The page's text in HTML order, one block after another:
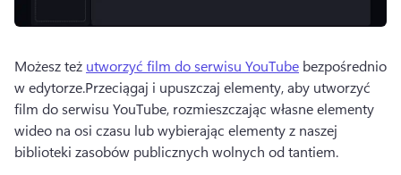
Możesz też utworzyć film do serwisu YouTube bezpośrednio
w edytorze.Przeciągaj i upuszczaj elementy, aby utworzyć
film do serwisu YouTube, rozmieszczając własne elementy
wideo na osi czasu lub wybierając elementy z naszej
biblioteki zasobów publicznych wolnych od tantiem.